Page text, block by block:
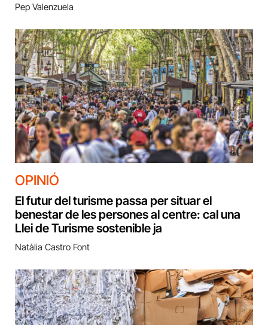
Pep Valenzuela
OPINIÓ
El futur del turisme passa per situar el
benestar de les persones al centre: cal una
Llei de Turisme sostenible ja
Natàlia Castro Font